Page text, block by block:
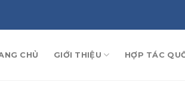
CHỦ GIỚI THIỆU HỢP TÁC